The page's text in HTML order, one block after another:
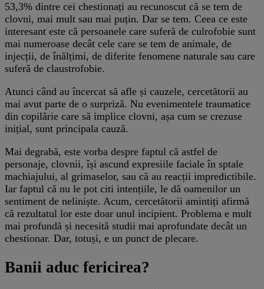
53,3% dintre cei chestionați au recunoscut că se tem de
clovni, mai mult sau mai puțin. Dar se tem. Ceea ce este
interesant este că persoanele care suferă de culrofobie sunt
mai numeroase decât cele care se tem de animale, de
injecții, de înălțimi, de diferite fenomene naturale sau care
suferă de claustrofobie.
Atunci când au încercat să afle și cauzele, cercetătorii au
mai avut parte de o surpriză. Nu evenimentele traumatice
din copilărie care să implice clovni, așa cum se crezuse
inițial, sunt principala cauză.
Mai degrabă, este vorba despre faptul că astfel de
personaje, clovnii, își ascund expresiile faciale în sptale
machiajului, al grimaselor, sau că au reacții impredictibile.
Iar faptul că nu le pot citi intențiile, le dă oamenilor un
sentiment de neliniște. Acum, cercetătorii amintiți afirmă
că rezultatul lor este doar unul incipient. Problema e mult
mai profundă și necesită studii mai aprofundate decât un
chestionar. Dar, totuși, e un punct de plecare.
Banii aduc fericirea?